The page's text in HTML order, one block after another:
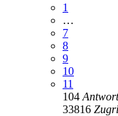
1
…
7
8
9
10
11
104
33816